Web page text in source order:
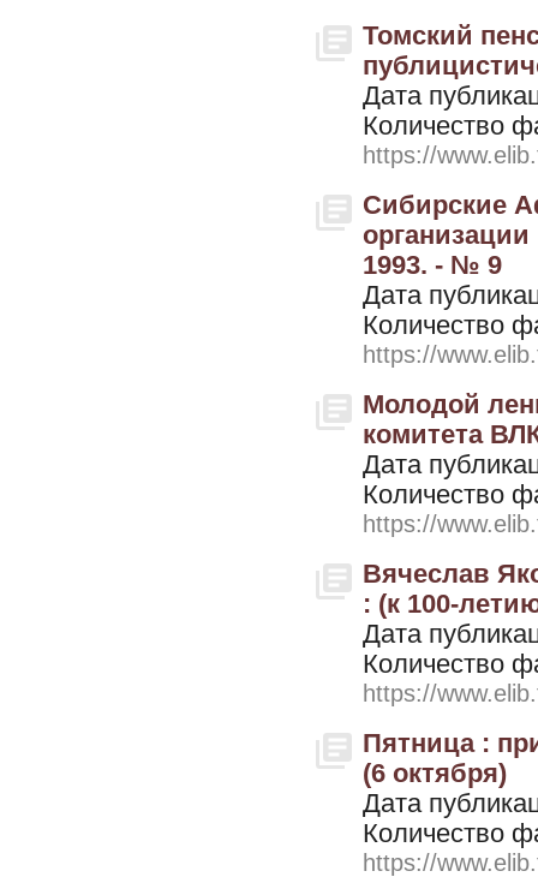
Томский
Дата
Количество
https://
Сибирские
1993. - № 9
Дата
Количество
https://
Молодой
комитета
Дата
Количество
https://
Вячеслав
: (к 100-
Дата
Количество
https://
Пятница :
(6 октября)
Дата
Количество
https://